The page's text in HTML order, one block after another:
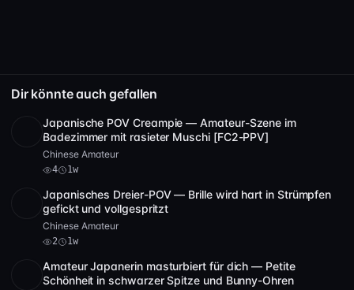
Dir könnte auch gefallen
POST 1 Archiv
Japanische POV Creampie — Amateur-Szene im
Badezimmer mit rasieter Muschi [FC2-PPV]
Chinese Amateur
4 1w
2:24:17
Japanisches Dreier-POV — Brille wird hart in Strümpfen
gefickt und vollgespritzt
Chinese Amateur
2 1w
5 Video 1:08:18
Amateur Japanerin masturbiert für dich — Petite
Schönheit in schwarzer Spitze und Bunny-Ohren